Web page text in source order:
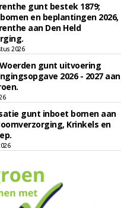
gunt bestek 1879;
en beplantingen 2026,
aan Den Held
2026
gunt uitvoering
2026 - 2027 aan
gunt inboet bomen aan
Krinkels en